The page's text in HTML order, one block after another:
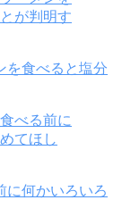
を食べると塩分
に何かいろいろ